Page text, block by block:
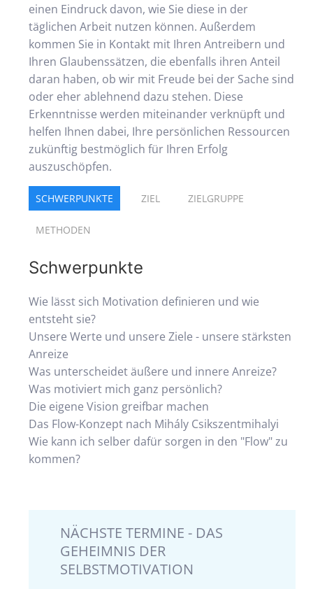
einen Eindruck davon, wie Sie diese in der
täglichen Arbeit nutzen können. Außerdem
kommen Sie in Kontakt mit Ihren Antreibern und
Ihren Glaubenssätzen, die ebenfalls ihren Anteil
daran haben, ob wir mit Freude bei der Sache sind
oder eher ablehnend dazu stehen. Diese
Erkenntnisse werden miteinander verknüpft und
helfen Ihnen dabei, Ihre persönlichen Ressourcen
zukünftig bestmöglich für Ihren Erfolg
auszuschöpfen.
SCHWERPUNKTE ZIEL ZIELGRUPPE
METHODEN
Schwerpunkte
Wie lässt sich Motivation definieren und wie
entsteht sie?
Unsere Werte und unsere Ziele - unsere stärksten
Anreize
Was unterscheidet äußere und innere Anreize?
Was motiviert mich ganz persönlich?
Die eigene Vision greifbar machen
Das Flow-Konzept nach Mihály Csikszentmihalyi
Wie kann ich selber dafür sorgen in den "Flow" zu
kommen?
NÄCHSTE TERMINE - DAS
GEHEIMNIS DER
SELBSTMOTIVATION